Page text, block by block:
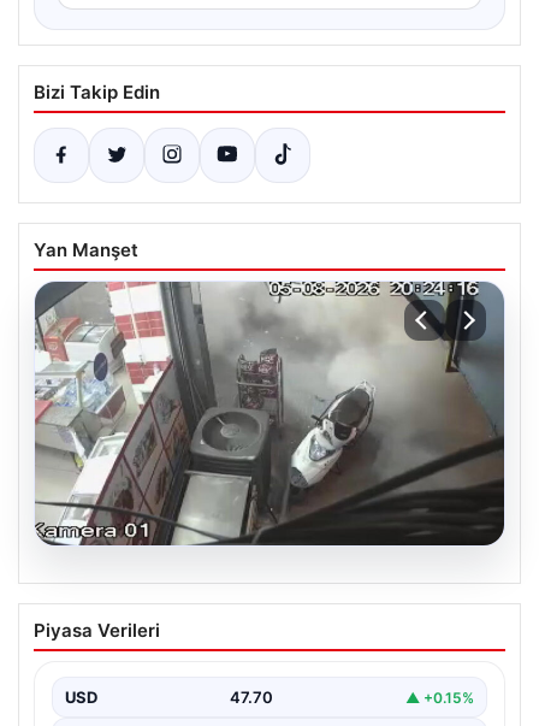
Bizi Takip Edin
Yan Manşet
06.08.2026
Bahçelievler’de tahliye edilen 4 katlı
binanın çöktüğü anlar
Detayları ve Güvenlik Önlemleri", "content": "İstanbul'un
Bahçelievler…
Piyasa Verileri
USD 47.70 ▲ +0.15%